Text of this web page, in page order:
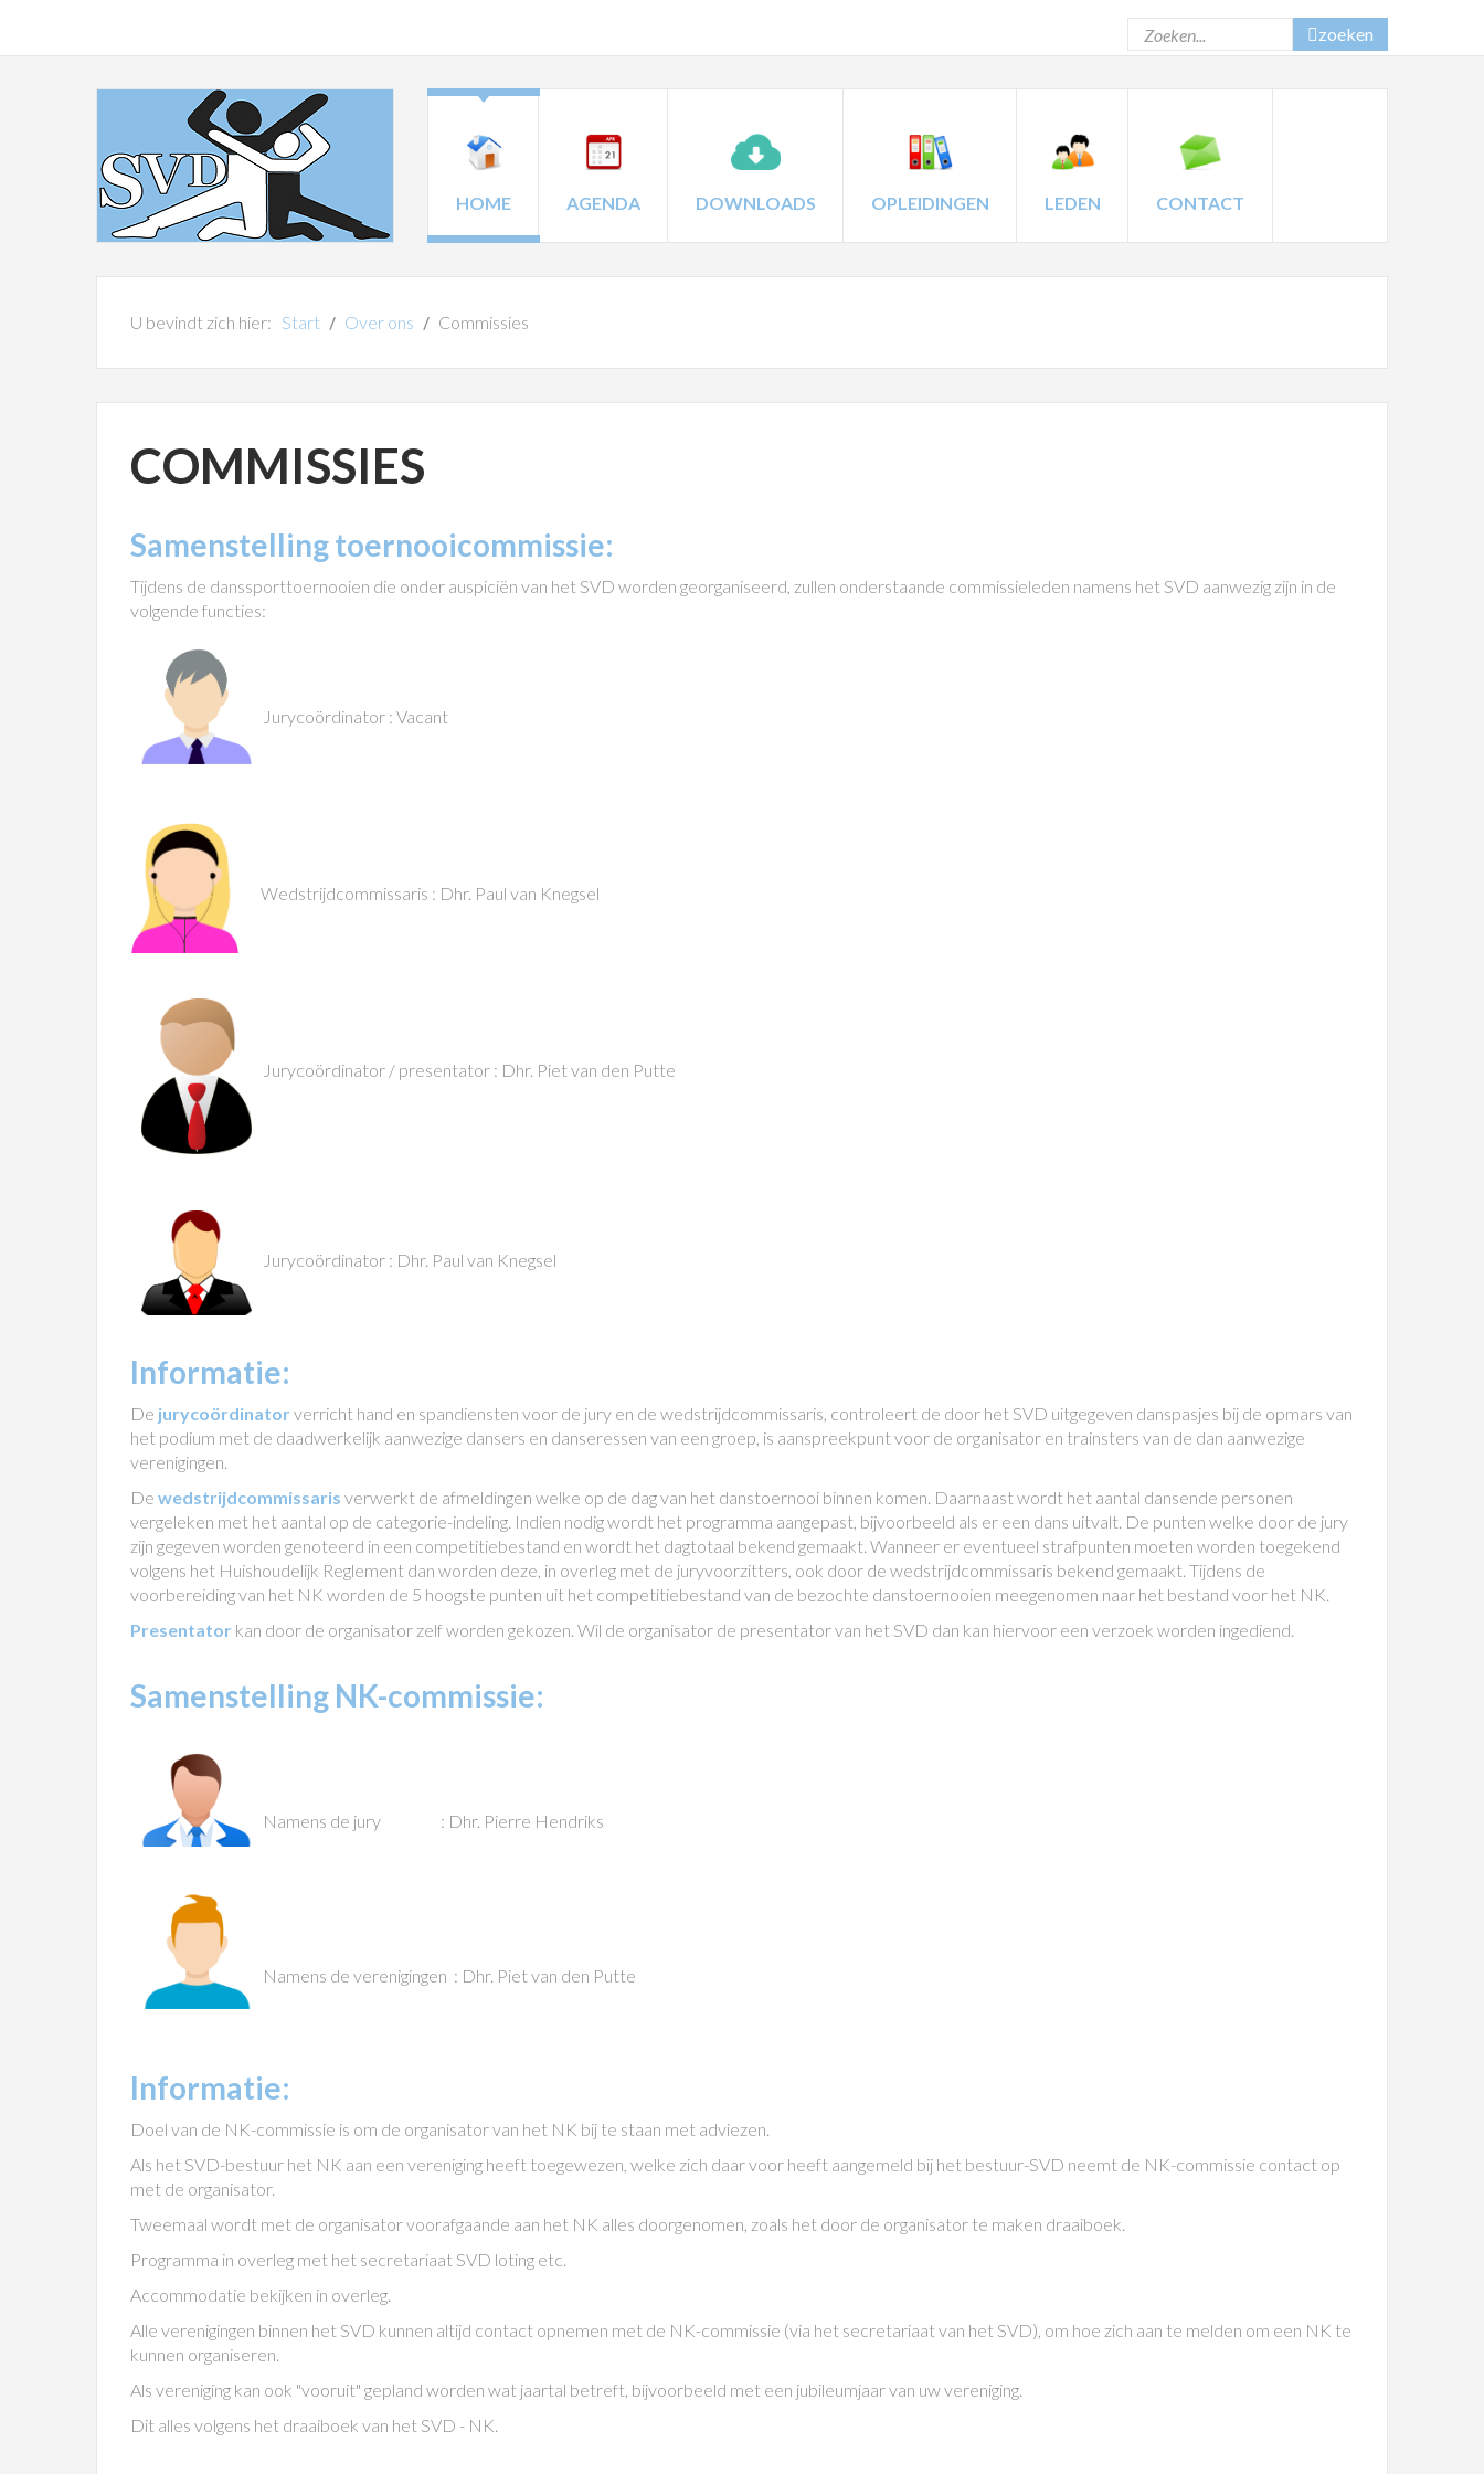
zoeken
HOME AGENDA DOWNLOADS OPLEIDINGEN LEDEN CONTACT
U bevindt zich hier: Start Over ons Commissies
COMMISSIES
Samenstelling toernooicommissie:
Tijdens de danssporttoernooien die onder auspiciën van het SVD worden georganiseerd, zullen onderstaande commissieleden namens het SVD aanwezig zijn in de
volgende functies:
Jurycoördinator : Vacant
Wedstrijdcommissaris : Dhr. Paul van Knegsel
Jurycoördinator / presentator : Dhr. Piet van den Putte
Jurycoördinator : Dhr. Paul van Knegsel
Informatie:
De jurycoördinator verricht hand en spandiensten voor de jury en de wedstrijdcommissaris, controleert de door het SVD uitgegeven danspasjes bij de opmars van
het podium met de daadwerkelijk aanwezige dansers en danseressen van een groep, is aanspreekpunt voor de organisator en trainsters van de dan aanwezige
verenigingen.
De wedstrijdcommissaris verwerkt de afmeldingen welke op de dag van het danstoernooi binnen komen. Daarnaast wordt het aantal dansende personen
vergeleken met het aantal op de categorie-indeling. Indien nodig wordt het programma aangepast, bijvoorbeeld als er een dans uitvalt. De punten welke door de jury
zijn gegeven worden genoteerd in een competitiebestand en wordt het dagtotaal bekend gemaakt. Wanneer er eventueel strafpunten moeten worden toegekend
volgens het Huishoudelijk Reglement dan worden deze, in overleg met de juryvoorzitters, ook door de wedstrijdcommissaris bekend gemaakt. Tijdens de
voorbereiding van het NK worden de 5 hoogste punten uit het competitiebestand van de bezochte danstoernooien meegenomen naar het bestand voor het NK.
Presentator kan door de organisator zelf worden gekozen. Wil de organisator de presentator van het SVD dan kan hiervoor een verzoek worden ingediend.
Samenstelling NK-commissie:
Namens de jury : Dhr. Pierre Hendriks
Namens de verenigingen : Dhr. Piet van den Putte
Informatie:
Doel van de NK-commissie is om de organisator van het NK bij te staan met adviezen.
Als het SVD-bestuur het NK aan een vereniging heeft toegewezen, welke zich daar voor heeft aangemeld bij het bestuur-SVD neemt de NK-commissie contact op
met de organisator.
Tweemaal wordt met de organisator voorafgaande aan het NK alles doorgenomen, zoals het door de organisator te maken draaiboek.
Programma in overleg met het secretariaat SVD loting etc.
Accommodatie bekijken in overleg.
Alle verenigingen binnen het SVD kunnen altijd contact opnemen met de NK-commissie (via het secretariaat van het SVD), om hoe zich aan te melden om een NK te
kunnen organiseren.
Als vereniging kan ook "vooruit" gepland worden wat jaartal betreft, bijvoorbeeld met een jubileumjaar van uw vereniging.
Dit alles volgens het draaiboek van het SVD - NK.